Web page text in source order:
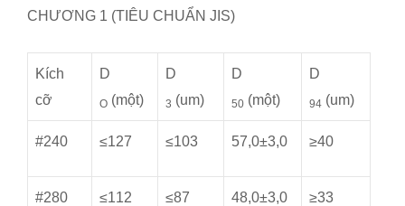
CHƯƠNG 1 (TIÊU CHUẨN JIS)
Kích
cỡ
D
O (một)
D
3 (um)
D
50 (một)
D
94 (um)
#240 ≤127 ≤103 57,0±3,0 ≥40
#280 ≤112 ≤87 48,0±3,0 ≥33